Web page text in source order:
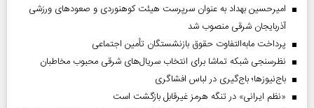
امیرحسین بهداد به عنوان سرپرست هیئت کوهنوردی و صعودهای ورزشی
آذربایجان شرقی منصوب شد
پرداخت مابه‌التفاوت حقوق بازنشستگان تأمین اجتماعی
نظرسنجی شبکه تماشا برای انتخاب سریال‌های شرقی محبوب مخاطبان
باج‌نیوزها؛ باج‌گیری در لباس افشاگری
«نظم ایرانی» در تنگه هرمز غیرقابل بازگشت است